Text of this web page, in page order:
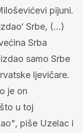
pijuni.
Srbe, (...)
Srba
samo Srbe
ljevičare.
je on
u toj
piše Uzelac i